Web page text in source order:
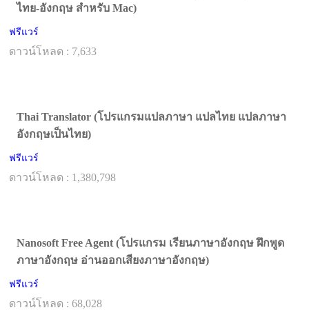
ไทย-อังกฤษ สำหรับ Mac)
ฟรีแวร์
ดาวน์โหลด : 7,633
Thai Translator (โปรแกรมแปลภาษา แปลไทย แปลภาษา
อังกฤษเป็นไทย)
ฟรีแวร์
ดาวน์โหลด : 1,380,798
Nanosoft Free Agent (โปรแกรม เรียนภาษาอังกฤษ ฝึกพูด
ภาษาอังกฤษ อ่านออกเสียงภาษาอังกฤษ)
ฟรีแวร์
ดาวน์โหลด : 68,028